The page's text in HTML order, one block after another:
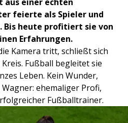
feierte als Spieler und
Bis heute profitiert sie von
Erfahrungen.
Kamera tritt, schließt sich
Fußball begleitet sie
Leben. Kein Wunder,
ehemaliger Profi,
Fußballtrainer.